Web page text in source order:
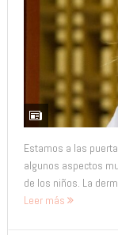
Estamos a las
algunos aspectos
de los niños. La
Leer más